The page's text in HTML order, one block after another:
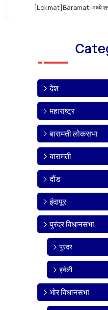
[Lokmat]Baramati मध्ये शरद
देश
महाराष्ट्र
बारामती लोकसभा
बारामती
दौंड
इंदापूर
पुरंदर विधानसभा
पुरंदर
हवेली
भोर विधानसभा